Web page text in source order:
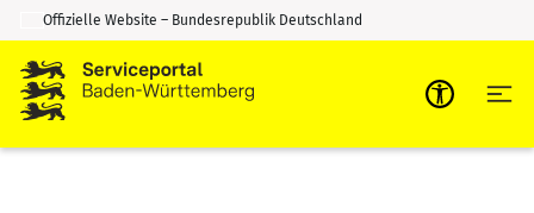
Zum Inhalt springen
Zur Suche springen
Offizielle Website – Bundesrepublik Deutschland